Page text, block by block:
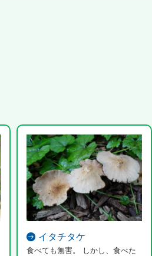
イタチタケ
食べても無害。 しかし、食べた